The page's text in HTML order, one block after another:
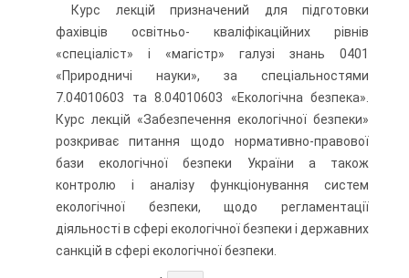
Курс лекцій призначений для підготовки
фахівців освітньо- кваліфікаційних рівнів
«спеціаліст» і «магістр» галузі знань 0401
«Природничі науки», за спеціальностями
7.04010603 та 8.04010603 «Екологічна безпека».
Курс лекцій «Забезпечення екологічної безпеки»
розкриває питання щодо нормативно-правової
бази екологічної безпеки України а також
контролю і аналізу функціонування систем
екологічної безпеки, щодо регламентації
діяльності в сфері екологічної безпеки і державних
санкцій в сфері екологічної безпеки.